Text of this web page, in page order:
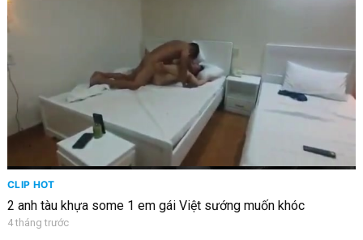
CLIP HOT
2 anh tàu khựa some 1 em gái Việt sướng muốn khóc
4 tháng trước